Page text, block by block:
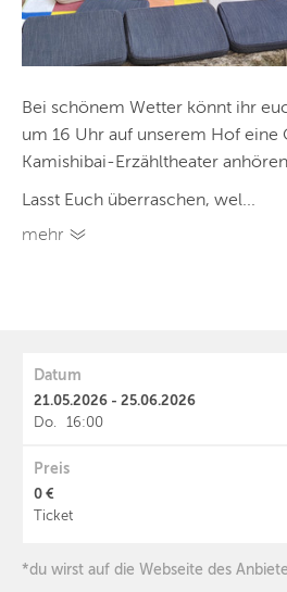
Bei schönem Wetter könnt ihr
um 16 Uhr auf unserem Hof eine
Kamishibai-Erzähltheater
Lasst Euch überraschen, wel...
mehr
Datum
21.05.2026 - 25.06.2026
Do. 16:00
Preis
0 €
Ticket
*du wirst auf die Webseite des